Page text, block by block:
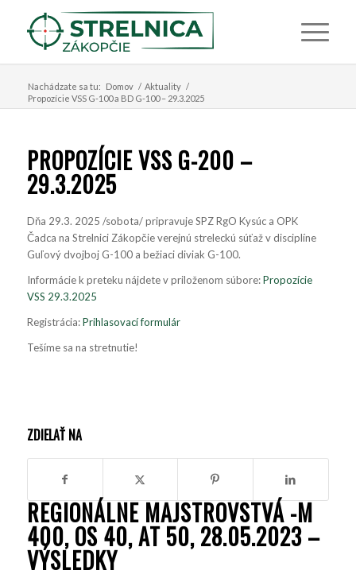
Nachádzate sa tu: Domov / Aktuality /
Propozície VSS G-100 a BD G-100 – 29.3.2025
PROPOZÍCIE VSS G-200 –
29.3.2025
Dňa 29.3. 2025 /sobota/ pripravuje SPZ RgO Kysúc a OPK
Čadca na Strelnici Zákopčie verejnú streleckú súťaž v disciplíne
Guľový dvojboj G-100 a bežiaci diviak G-100.
Informácie k preteku nájdete v priloženom súbore:Propozície
VSS 29.3.2025
Registrácia:Prihlasovací formulár
Tešíme sa na stretnutie!
ZDIELAŤ NA
REGIONÁLNE MAJSTROVSTVÁ -M
400, OS 40, AT 50, 28.05.2023 –
VÝSLEDKY